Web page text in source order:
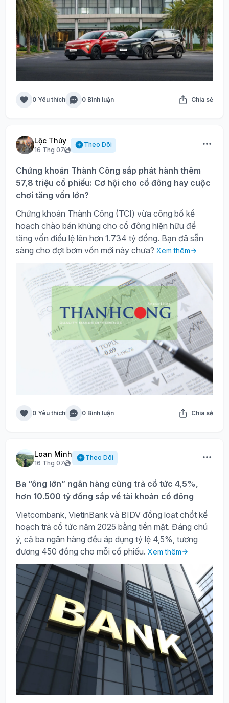
0 Yêu thích 0 Bình luận Chia sẻ
Lộc Thủy
16 Thg 07
Theo Dõi
Chứng khoán Thành Công sắp phát hành thêm
57,8 triệu cổ phiếu: Cơ hội cho cổ đông hay cuộc
chơi tăng vốn lớn?
Chứng khoán Thành Công (TCI) vừa công bố kế
hoạch chào bán khủng cho cổ đông hiện hữu để
tăng vốn điều lệ lên hơn 1.734 tỷ đồng. Bạn đã sẵn
sàng cho đợt bơm vốn mới này chưa? Xem thêm
0 Yêu thích 0 Bình luận Chia sẻ
Loan Minh
16 Thg 07
Theo Dõi
Ba “ông lớn” ngân hàng cùng trả cổ tức 4,5%,
hơn 10.500 tỷ đồng sắp về tài khoản cổ đông
Vietcombank, VietinBank và BIDV đồng loạt chốt kế
hoạch trả cổ tức năm 2025 bằng tiền mặt. Đáng chú
ý, cả ba ngân hàng đều áp dụng tỷ lệ 4,5%, tương
đương 450 đồng cho mỗi cổ phiếu. Xem thêm